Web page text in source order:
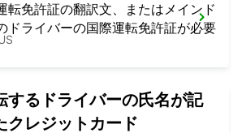
転免許証の翻訳文、またはメインド
ドライバーの国際運転免許証が必要
するドライバーの氏名が記
クレジットカード